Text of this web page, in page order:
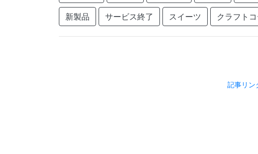
新製品 サービス終了 スイーツ クラフト
記事リン